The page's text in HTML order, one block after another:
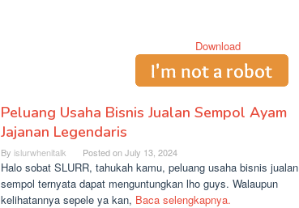
Peluang Usaha Bisnis Jualan Sempol Ayam
Jajanan Legendaris
By islurwhenitalk Posted onJuly 13, 2024
Halo sobat SLURR, tahukah kamu, peluang usaha bisnis jualan
sempol ternyata dapat menguntungkan lho guys. Walaupun
kelihatannya sepele ya kan, Baca selengkapnya.